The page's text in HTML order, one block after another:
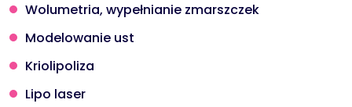
Wolumetria, wypełnianie zmarszczek
Modelowanie ust
Kriolipoliza
Lipo laser